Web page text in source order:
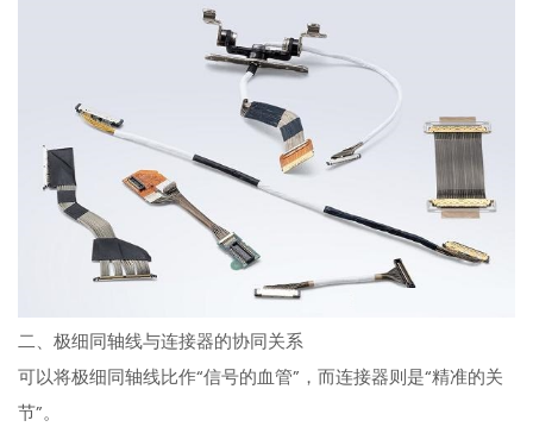
二、极细同轴线与连接器的协同关系
可以将极细同轴线比作“信号的血管”，而连接器则是“精准的关
节”。